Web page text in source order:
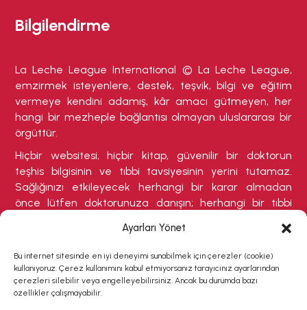
Ayarları Yönet
Bu internet sitesinde en iyi deneyimi sunabilmek için çerezler (cookie)
kullanıyoruz. Çerez kullanımını kabul etmiyorsanız tarayıcınız ayarlarından
çerezleri silebilir veya engelleyebilirsiniz. Ancak bu durumda bazı
özellikler çalışmayabilir.
Bilgilendirme
La Leche League International © La Leche League,
emzirmek isteyenlere, destek, teşvik, bilgi ve eğitim
vermeye kendini adamış, kâr amacı gütmeyen, her
hangi bir mezheple bağlantısı olmayan uluslararası bir
örgüttür.
Hiçbir websitesi, hiçbir kitap, güvenilir bir doktorun
teşhis bilgisinin ve tıbbi tavsiyesinin yerini tutamaz.
Sağlığınızı etkileyecek herhangi bir karar almadan
önce lütfen doktorunuza danışın; herhangi bir tıbbi
gerektirebilecek herhangi bir belirti varsa buna özellikle
dikkat ediniz.